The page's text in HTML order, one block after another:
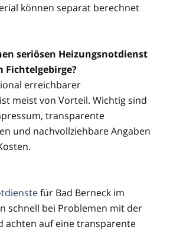
können separat berechnet
seriösen Heizungsnotdienst
Fichtelgebirge?
erreichbarer
meist von Vorteil. Wichtig sind
transparente
und nachvollziehbare Angaben
für Bad Berneck im
schnell bei Problemen mit der
achten auf eine transparente